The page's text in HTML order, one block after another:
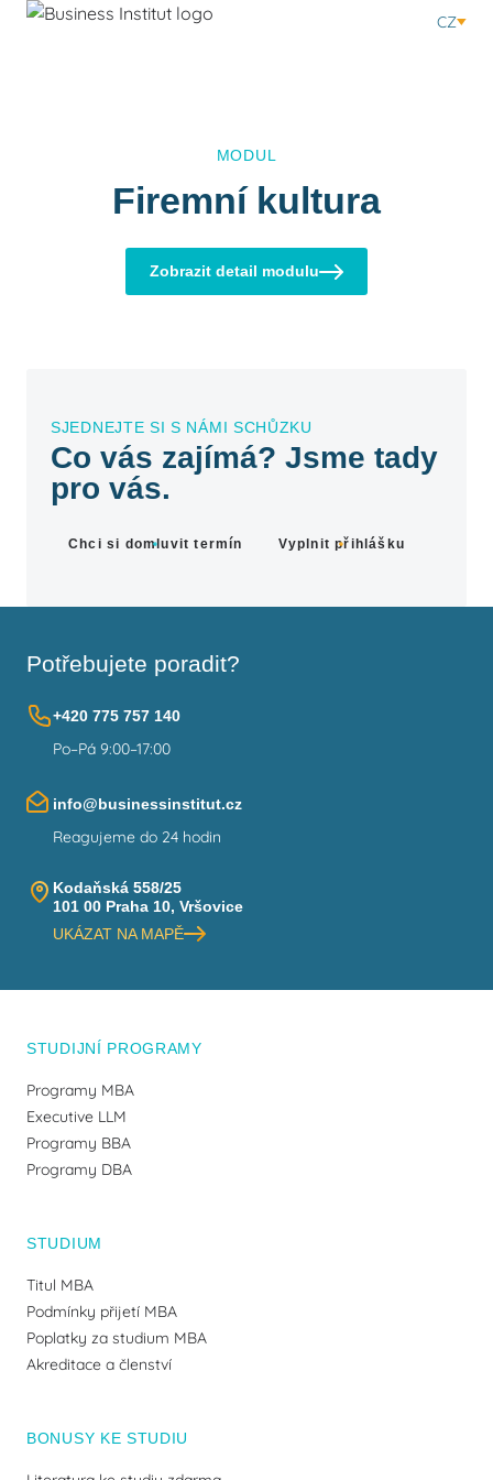
CZ
MODUL
Firemní kultura
Zobrazit detail modulu
SJEDNEJTE SI S NÁMI SCHŮZKU
Co vás zajímá? Jsme tady
pro vás.
Chci si domluvit termín Vyplnit přihlášku
Potřebujete poradit?
+420 775 757 140
Po–Pá 9:00–17:00
info@businessinstitut.cz
Reagujeme do 24 hodin
Kodaňská 558/25
101 00 Praha 10, Vršovice
UKÁZAT NA MAPĚ
STUDIJNÍ PROGRAMY
Programy MBA
Executive LLM
Programy BBA
Programy DBA
STUDIUM
Titul MBA
Podmínky přijetí MBA
Poplatky za studium MBA
Akreditace a členství
BONUSY KE STUDIU